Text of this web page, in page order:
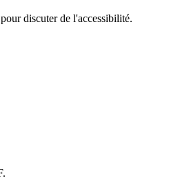
discuter de l'accessibilité.